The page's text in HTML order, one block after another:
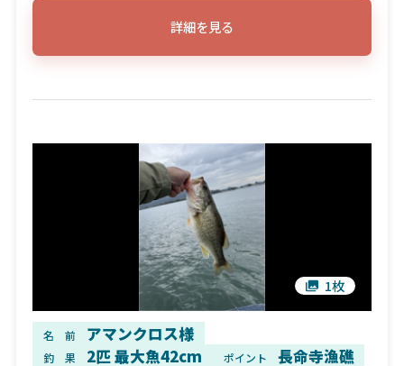
詳細を見る
1枚
名 前 アマンクロス様
釣 果 2匹 最大魚42cm ポイント 長命寺漁礁